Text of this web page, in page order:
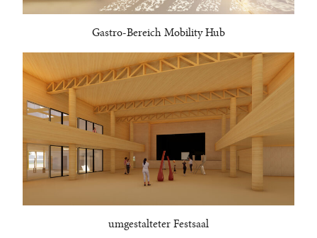
Gastro-Bereich Mobility Hub
umgestalteter Festsaal